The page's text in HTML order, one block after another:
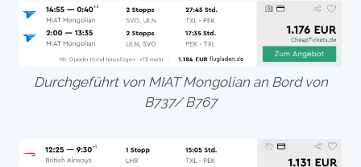
Durchgeführt von MIAT Mongolian an Bord von
B737/ B767